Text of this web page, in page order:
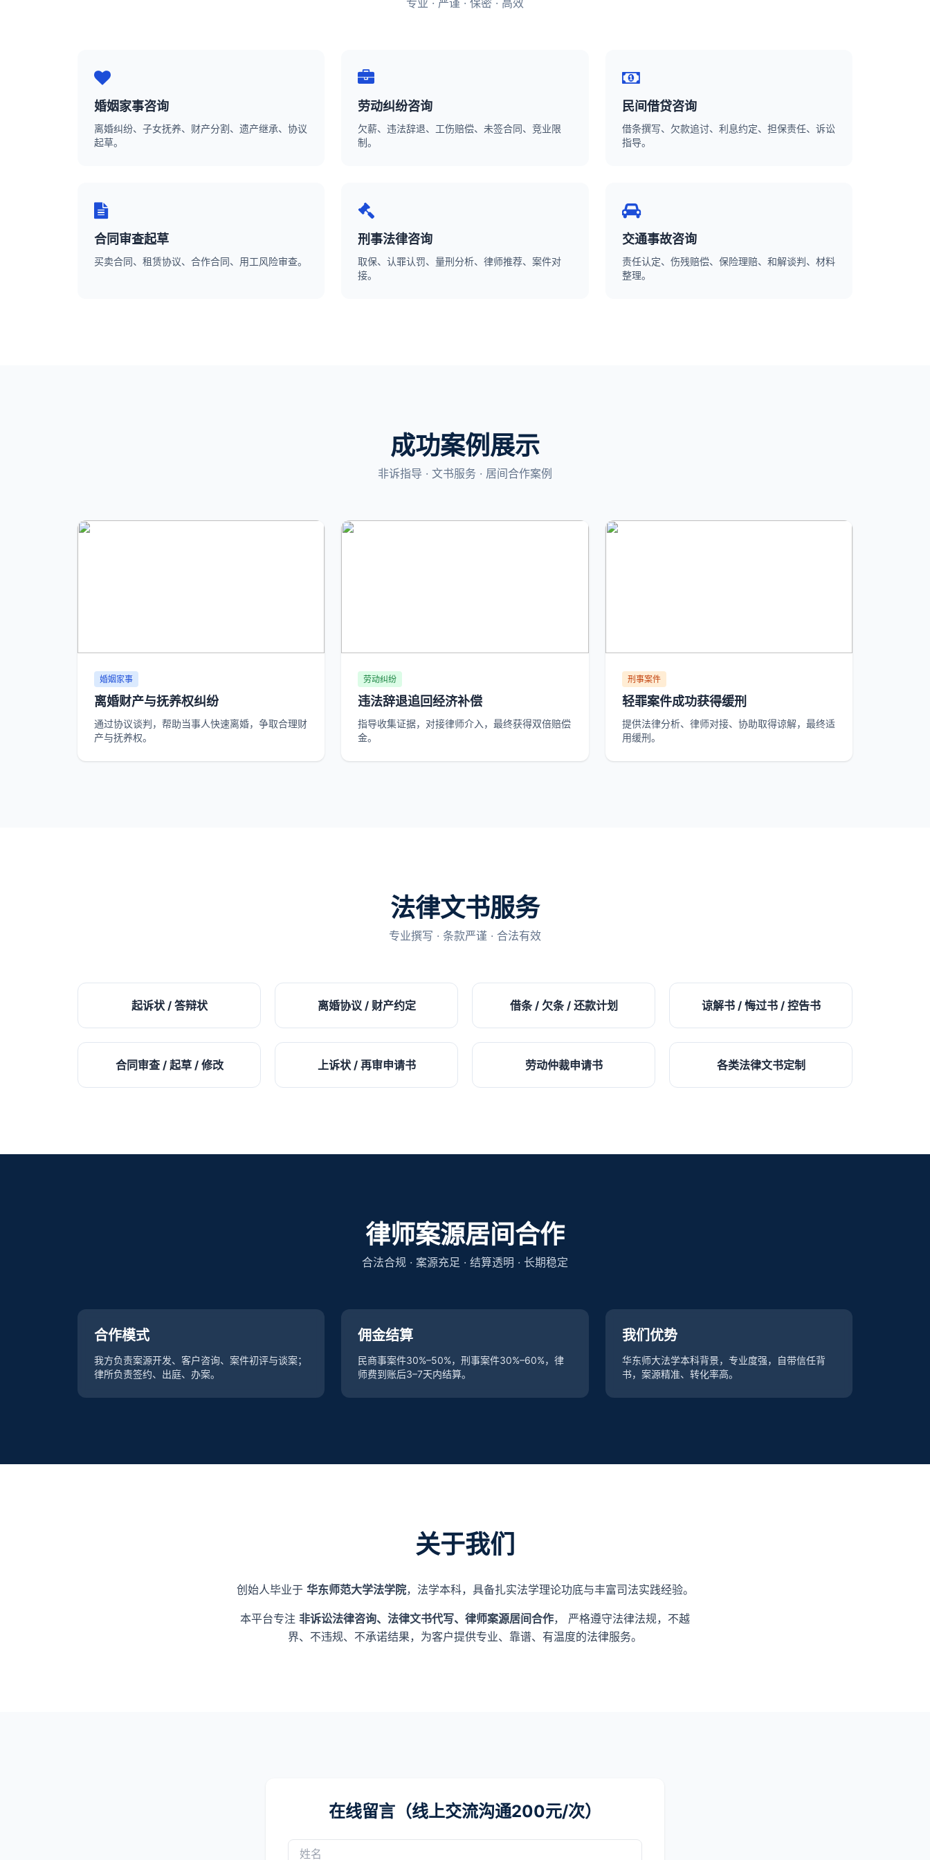
专业 · 严谨 · 保密 · 高效
婚姻家事咨询
离婚纠纷、子女抚养、财产分割、遗产继承、协议
起草。
劳动纠纷咨询
欠薪、违法辞退、工伤赔偿、未签合同、竞业限
制。
民间借贷咨询
借条撰写、欠款追讨、利息约定、担保责任、诉讼
指导。
合同审查起草
买卖合同、租赁协议、合作合同、用工风险审查。
刑事法律咨询
取保、认罪认罚、量刑分析、律师推荐、案件对
接。
交通事故咨询
责任认定、伤残赔偿、保险理赔、和解谈判、材料
整理。
成功案例展示
非诉指导 · 文书服务 · 居间合作案例
婚姻家事
离婚财产与抚养权纠纷
通过协议谈判，帮助当事人快速离婚，争取合理财
产与抚养权。
劳动纠纷
违法辞退追回经济补偿
指导收集证据，对接律师介入，最终获得双倍赔偿
金。
刑事案件
轻罪案件成功获得缓刑
提供法律分析、律师对接、协助取得谅解，最终适
用缓刑。
法律文书服务
专业撰写 · 条款严谨 · 合法有效
起诉状 / 答辩状 离婚协议 / 财产约定 借条 / 欠条 / 还款计划 谅解书 / 悔过书 / 控告书
合同审查 / 起草 / 修改 上诉状 / 再审申请书 劳动仲裁申请书 各类法律文书定制
律师案源居间合作
合法合规 · 案源充足 · 结算透明 · 长期稳定
合作模式
我方负责案源开发、客户咨询、案件初评与谈案；
律所负责签约、出庭、办案。
佣金结算
民商事案件30%–50%，刑事案件30%–60%，律
师费到账后3–7天内结算。
我们优势
华东师大法学本科背景，专业度强，自带信任背
书，案源精准、转化率高。
关于我们
创始人毕业于 华东师范大学法学院，法学本科，具备扎实法学理论功底与丰富司法实践经验。
本平台专注 非诉讼法律咨询、法律文书代写、律师案源居间合作， 严格遵守法律法规，不越
界、不违规、不承诺结果，为客户提供专业、靠谱、有温度的法律服务。
在线留言（线上交流沟通200元/次）